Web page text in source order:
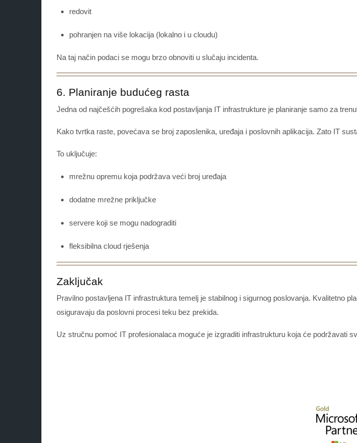
redovit
pohranjen na više lokacija (lokalno i u cloudu)
Na taj način podaci se mogu brzo obnoviti u slučaju incidenta.
6. Planiranje budućeg rasta
Jedna od najčešćih pogrešaka kod postavljanja IT infrastrukture je planiranje samo za
Kako tvrtka raste, povećava se broj zaposlenika, uređaja i poslovnih aplikacija. Zato IT
To uključuje:
mrežnu opremu koja podržava veći broj uređaja
dodatne mrežne priključke
servere koji se mogu nadograditi
fleksibilna cloud rješenja
Zaključak
Pravilno postavljena IT infrastruktura temelj je stabilnog i sigurnog poslovanja. Kvalitetno
osiguravaju da poslovni procesi teku bez prekida.
Uz stručnu pomoć IT profesionalaca moguće je izgraditi infrastrukturu koja će podržavati